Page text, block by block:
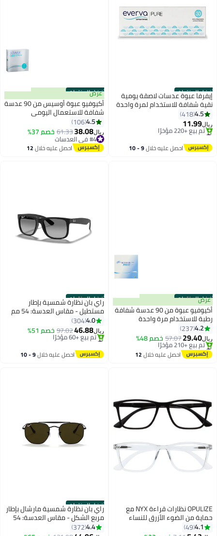
أفضل المنتجات
إيفرفا عبوة عدسات لاصقة يومية
نقية شفافة للاستخدام لمرة واحدة
مكونة من 30 قطعة
4.5
418
ريال11.99
#3 في العدسات
باقي 4 وحدات في المخزون
تم بيع +220 مؤخرًا
#3 في العدسات
احصل عليه خلال 9 - 10
أفضل المنتجات
عرض
أكيوفيو عبوة أوسيس من 90 عدسة
شفافة للاستعمال اليومي
4.5
106
ريال38.08
61.33خصم 37%
#4 في العدسات
#4 في العدسات احصل عليه خلال12
أفضل المنتجات
عرض
أكيوفيو عبوة من 90 عدسة شفافة
رطبة للاستخدام مرة واحدة
يومياً<div>
4.2
237
ريال29.40
57.07خصم 48%
#2 في العدسات
باقي 9 وحدات في المخزون
تم بيع +210 مؤخرًا
احصل عليه خلال12
أفضل المنتجات
راي بان نظارة شمسية بإطار
مستطيل - مقاس العدسة: 54 مم
رجال4.0
304
ريال46.88
97.02خصم 51%
#5 في نظارات شمسية للرجال
باقي 3 وحدات في المخزون
تم بيع +60 مؤخرًا
#5 في نظارات شمسية للرجال
احصل عليه خلال 9 - 10
OPULIZE نظارات قراءة NYX مع
حماية من الضوء الأزرق للنساء
والرجال، إطار مستطيل مع حماية من
4.1
49
أفضل المنتجات
راي بان نظارة شمسية مارشال بإطار
مربع الشكل - مقاس العدسة: 54
4.4
372